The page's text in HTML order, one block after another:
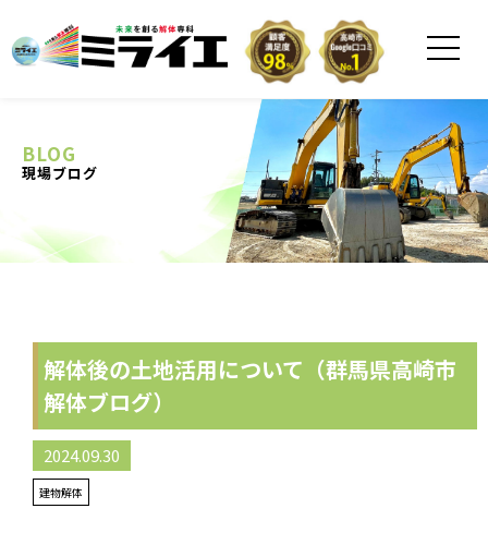
BLOG
現場ブログ
解体後の土地活用について（群馬県高崎市
解体ブログ）
2024.09.30
建物解体